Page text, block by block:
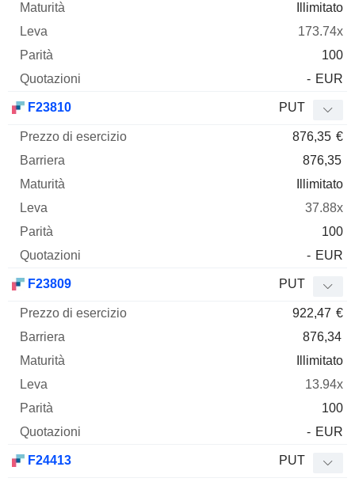
Illimitato
173.74x
100
- EUR
F23810 PUT
876,35 €
876,35
Illimitato
37.88x
100
- EUR
F23809 PUT
922,47 €
876,34
Illimitato
13.94x
100
- EUR
F24413 PUT